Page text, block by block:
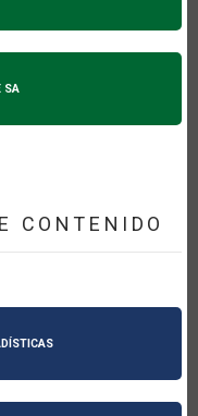
SA
CONTENIDO